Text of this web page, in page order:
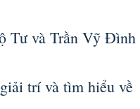
Tư và Trần Vỹ Đình
trí và tìm hiểu về